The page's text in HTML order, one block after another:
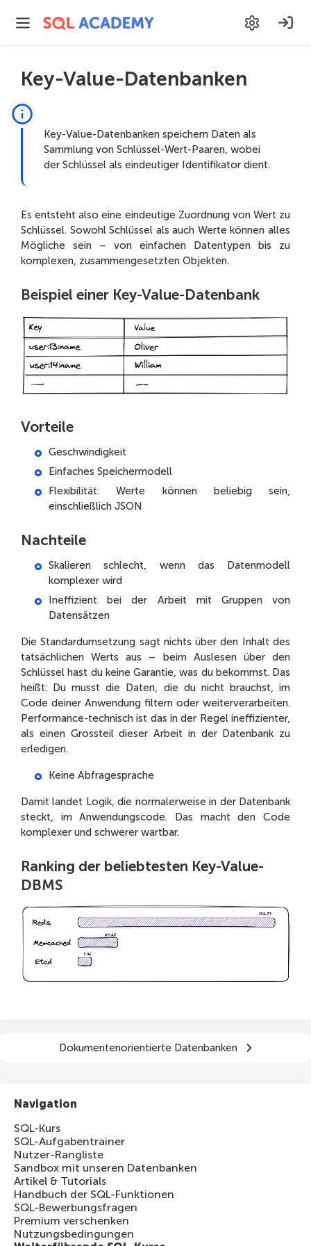
Key-Value-Datenbanken
Key-Value-Datenbanken speichern Daten als
Sammlung von Schlüssel-Wert-Paaren, wobei
der Schlüssel als eindeutiger Identifikator dient.
Es entsteht also eine eindeutige Zuordnung von Wert zu
Schlüssel. Sowohl Schlüssel als auch Werte können alles
Mögliche sein – von einfachen Datentypen bis zu
komplexen, zusammengesetzten Objekten.
Beispiel einer Key-Value-Datenbank
Vorteile
Geschwindigkeit
Einfaches Speichermodell
Flexibilität: Werte können beliebig sein,
einschließlich JSON
Nachteile
Skalieren schlecht, wenn das Datenmodell
komplexer wird
Ineffizient bei der Arbeit mit Gruppen von
Datensätzen
Die Standardumsetzung sagt nichts über den Inhalt des
tatsächlichen Werts aus – beim Auslesen über den
Schlüssel hast du keine Garantie, was du bekommst. Das
heißt: Du musst die Daten, die du nicht brauchst, im
Code deiner Anwendung filtern oder weiterverarbeiten.
Performance-technisch ist das in der Regel ineffizienter,
als einen Grossteil dieser Arbeit in der Datenbank zu
erledigen.
Keine Abfragesprache
Damit landet Logik, die normalerweise in der Datenbank
steckt, im Anwendungscode. Das macht den Code
komplexer und schwerer wartbar.
Ranking der beliebtesten Key-Value-
DBMS
Dokumentenorientierte Datenbanken
Navigation
SQL-Kurs
SQL-Aufgabentrainer
Nutzer-Rangliste
Sandbox mit unseren Datenbanken
Artikel & Tutorials
Handbuch der SQL-Funktionen
SQL-Bewerbungsfragen
Premium verschenken
Nutzungsbedingungen